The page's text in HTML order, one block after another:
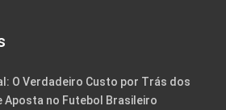
O Verdadeiro Custo por Trás dos
Aposta no Futebol Brasileiro